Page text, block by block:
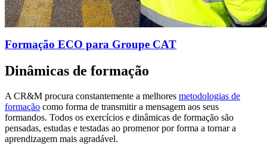
Formação ECO para Groupe CAT
Dinâmicas de formação
A CR&M procura constantemente a melhores metodologias de
formação como forma de transmitir a mensagem aos seus
formandos. Todos os exercícios e dinâmicas de formação são
pensadas, estudas e testadas ao promenor por forma a tornar a
aprendizagem mais agradável.